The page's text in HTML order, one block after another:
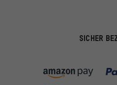
SICHER